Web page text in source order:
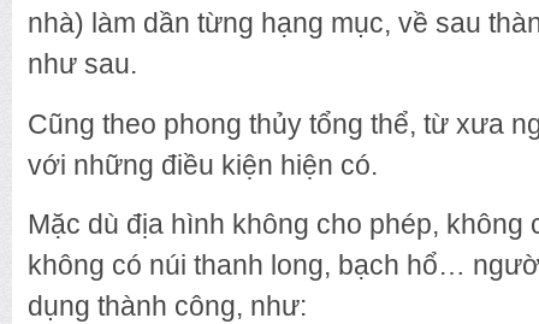
nhà) làm dần từng hạng mục, về sau
như sau.
Cũng theo phong thủy tổng thể, từ xưa
với những điều kiện hiện có.
Mặc dù địa hình không cho phép, không
không có núi thanh long, bạch hổ…
dụng thành công, như: